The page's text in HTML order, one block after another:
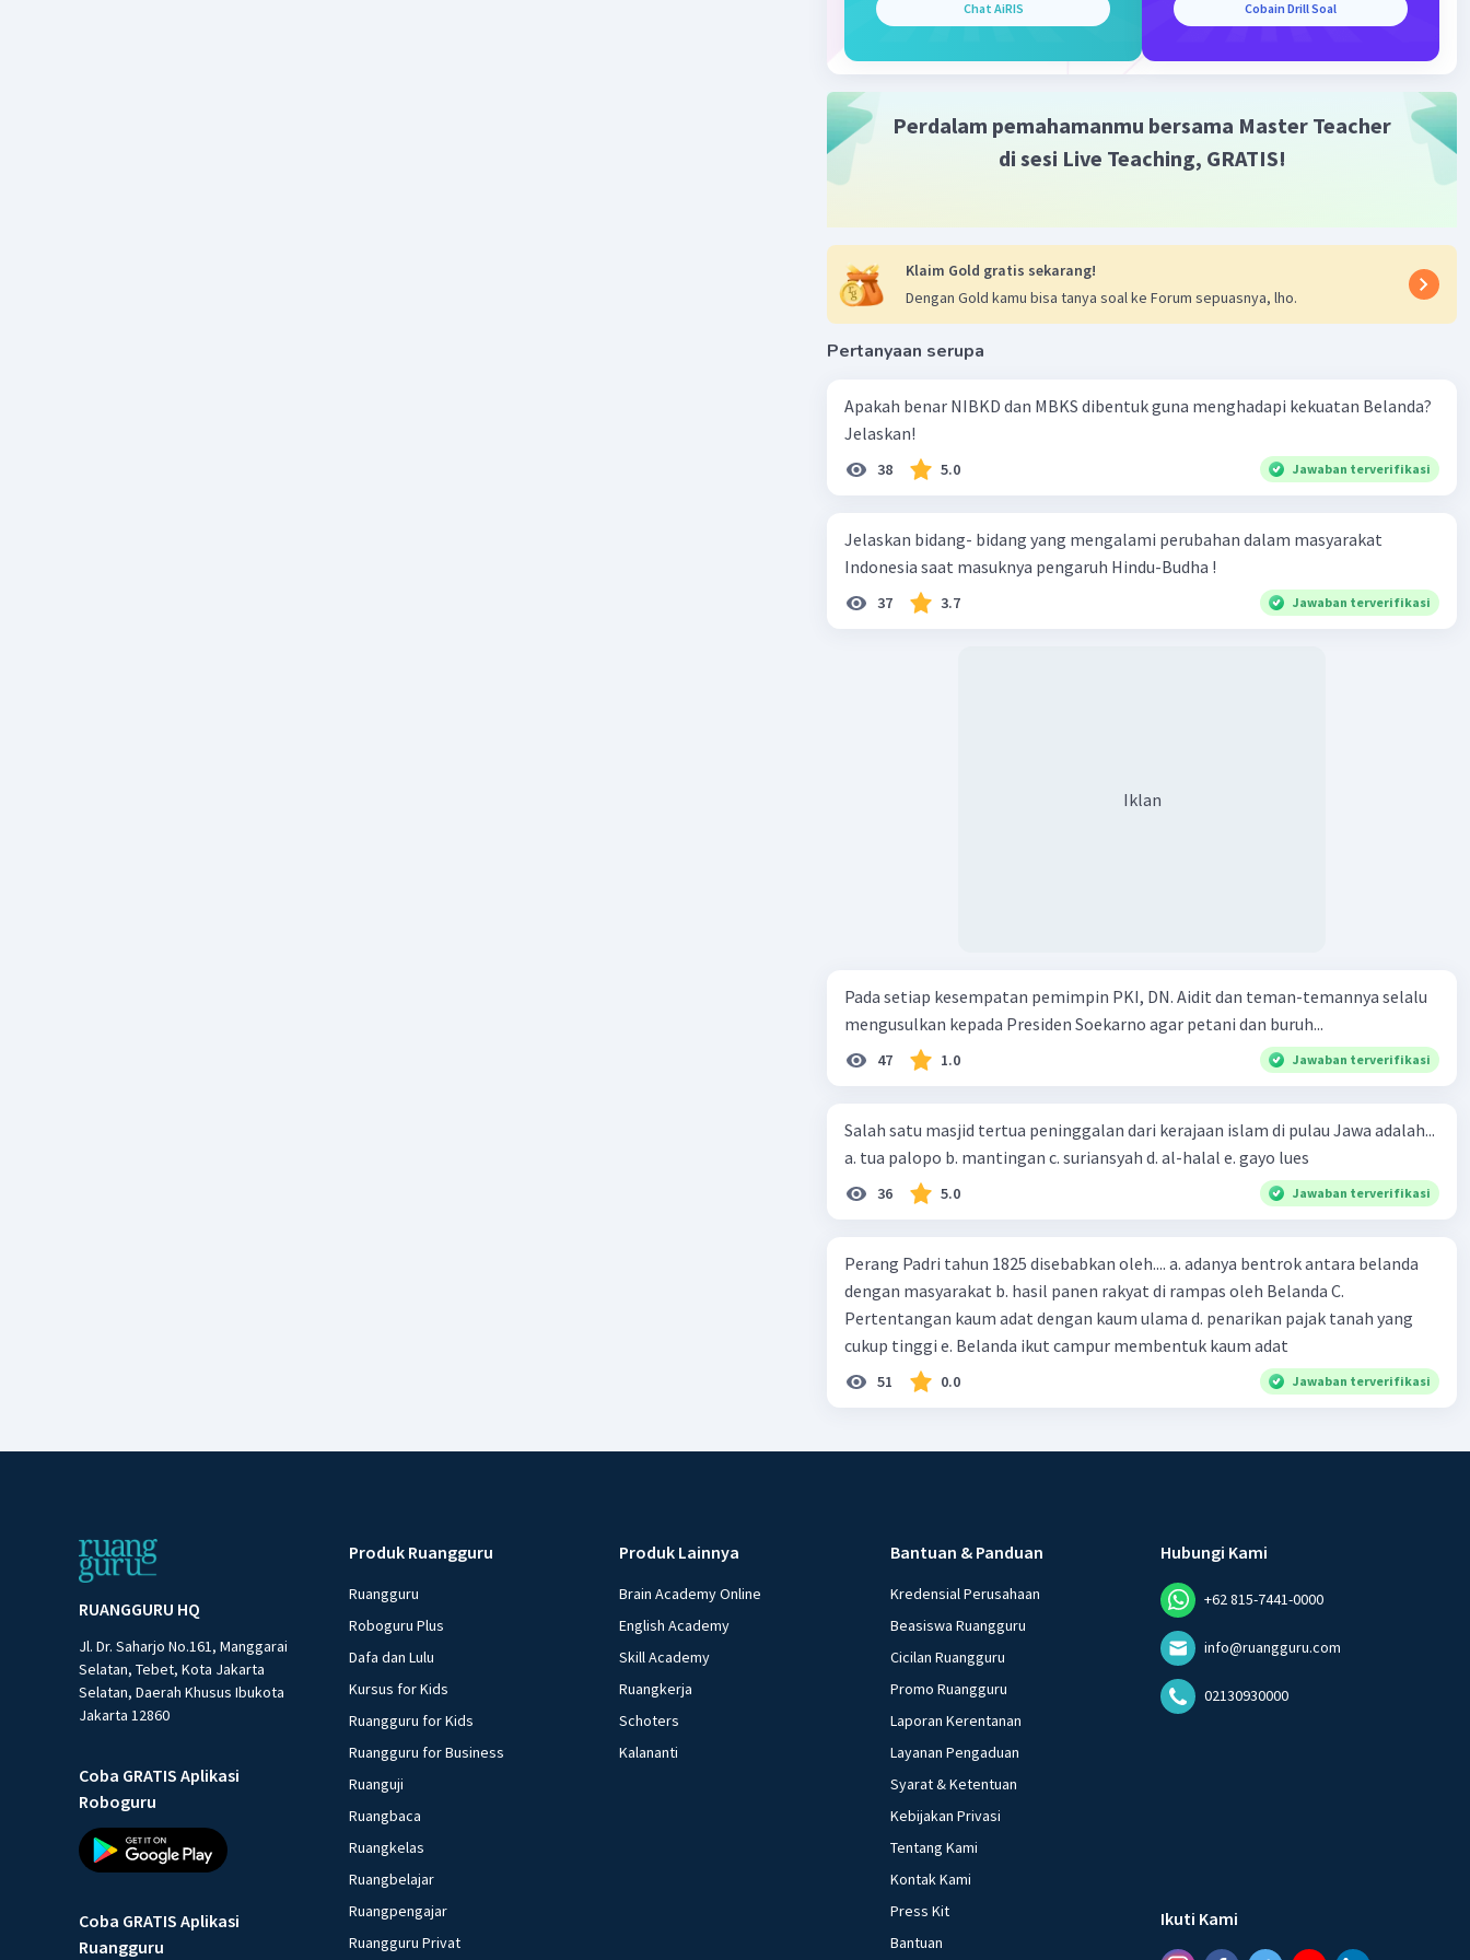
Iklan
Level 13
Dekolonisasi adalah semangat bersatu dan merdekanya
masing-masing negara bekas jajahan kolonialisme barat.
Beri Rating·0.0(0)
Chat AiRIS Cobain Drill Soal
Perdalam pemahamanmu bersama Master Teacher
di sesi Live Teaching, GRATIS!
Klaim Gold gratis sekarang!
Dengan Gold kamu bisa tanya soal ke Forum sepuasnya, lho.
Pertanyaan serupa
Apakah benar NIBKD dan MBKS dibentuk guna menghadapi kekuatan Belanda?
Jelaskan!
38 5.0 Jawaban terverifikasi
Jelaskan bidang- bidang yang mengalami perubahan dalam masyarakat
Indonesia saat masuknya pengaruh Hindu-Budha !
37 3.7 Jawaban terverifikasi
Iklan
Pada setiap kesempatan pemimpin PKI, DN. Aidit dan teman-temannya selalu
mengusulkan kepada Presiden Soekarno agar petani dan buruh...
47 1.0 Jawaban terverifikasi
Salah satu masjid tertua peninggalan dari kerajaan islam di pulau Jawa adalah...
a. tua palopo b. mantingan c. suriansyah d. al-halal e. gayo lues
36 5.0 Jawaban terverifikasi
Perang Padri tahun 1825 disebabkan oleh.... a. adanya bentrok antara belanda
dengan masyarakat b. hasil panen rakyat di rampas oleh Belanda C.
Pertentangan kaum adat dengan kaum ulama d. penarikan pajak tanah yang
cukup tinggi e. Belanda ikut campur membentuk kaum adat
51 0.0 Jawaban terverifikasi
RUANGGURU HQ
Jl. Dr. Saharjo No.161, Manggarai
Selatan, Tebet, Kota Jakarta
Selatan, Daerah Khusus Ibukota
Jakarta 12860
Coba GRATIS Aplikasi
Roboguru
Coba GRATIS Aplikasi
Ruangguru
Produk Ruangguru
Ruangguru
Roboguru Plus
Dafa dan Lulu
Kursus for Kids
Ruangguru for Kids
Ruangguru for Business
Ruanguji
Ruangbaca
Ruangkelas
Ruangbelajar
Ruangpengajar
Ruangguru Privat
Produk Lainnya
Brain Academy Online
English Academy
Skill Academy
Ruangkerja
Schoters
Kalananti
Bantuan & Panduan
Kredensial Perusahaan
Beasiswa Ruangguru
Cicilan Ruangguru
Promo Ruangguru
Laporan Kerentanan
Layanan Pengaduan
Syarat & Ketentuan
Kebijakan Privasi
Tentang Kami
Kontak Kami
Press Kit
Bantuan
Hubungi Kami
+62 815-7441-0000
info@ruangguru.com
02130930000
Ikuti Kami